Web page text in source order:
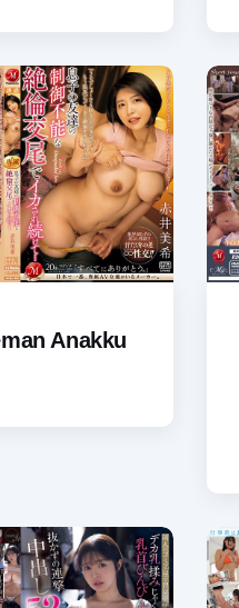
Anakku